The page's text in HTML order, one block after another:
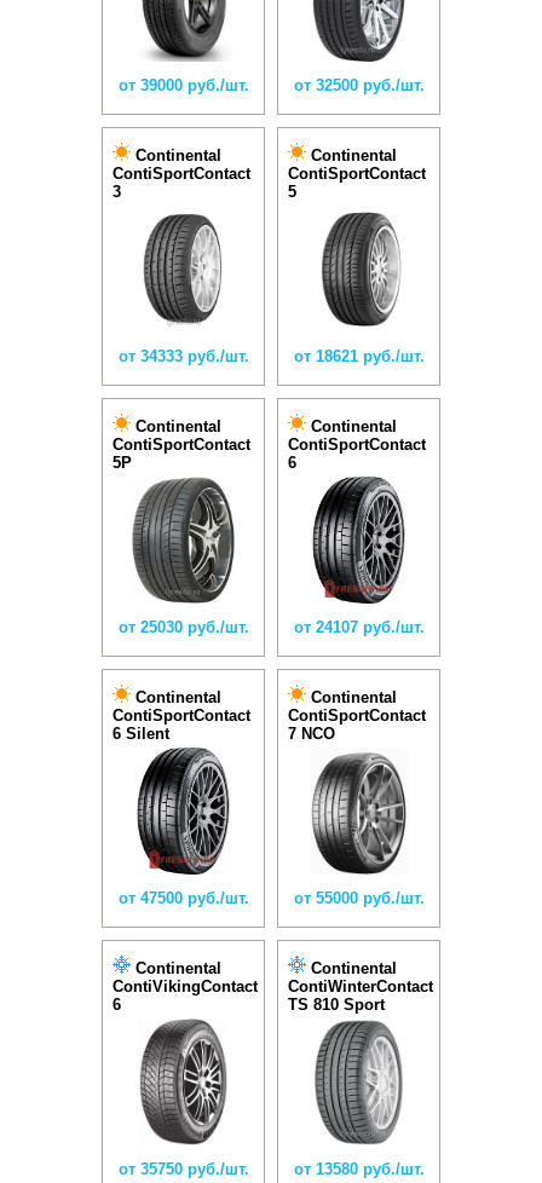
от 39000 руб./шт. от 32500 руб./шт.
Continental
ContiSportContact
3
от 34333 руб./шт.
Continental
ContiSportContact
5
от 18621 руб./шт.
Continental
ContiSportContact
5P
от 25030 руб./шт.
Continental
ContiSportContact
6
от 24107 руб./шт.
Continental
ContiSportContact
6 Silent
от 47500 руб./шт.
Continental
ContiSportContact
7 NCO
от 55000 руб./шт.
Continental
ContiVikingContact
6
от 35750 руб./шт.
Continental
ContiWinterContact
TS 810 Sport
от 13580 руб./шт.